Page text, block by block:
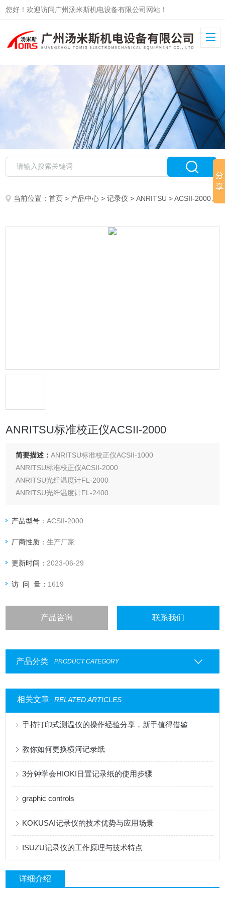
您好！欢迎访问广州汤米斯机电设备有限公司网站！
当前位置：首页 > 产品中心 >记录仪 >ANRITSU > ACSII-2000ANRITSU标准校正仪ACSII-2000
ANRITSU标准校正仪ACSII-2000
简要描述：ANRITSU标准校正仪ACSII-1000
ANRITSU标准校正仪ACSII-2000
ANRITSU光纤温度计FL-2000
ANRITSU光纤温度计FL-2400
产品型号：ACSII-2000
厂商性质：生产厂家
更新时间： 2023-06-29
访 问 量： 1619
产品咨询 联系我们
产品分类 PRODUCT CATEGORY
相关文章 RELATED ARTICLES
手持打印式测温仪的操作经验分享，新手值得借鉴
教你如何更换横河记录纸
3分钟学会HIOKI日置记录纸的使用步骤
graphic controls
KOKUSAI记录仪的技术优势与应用场景
ISUZU记录仪的工作原理与技术特点
详细介绍